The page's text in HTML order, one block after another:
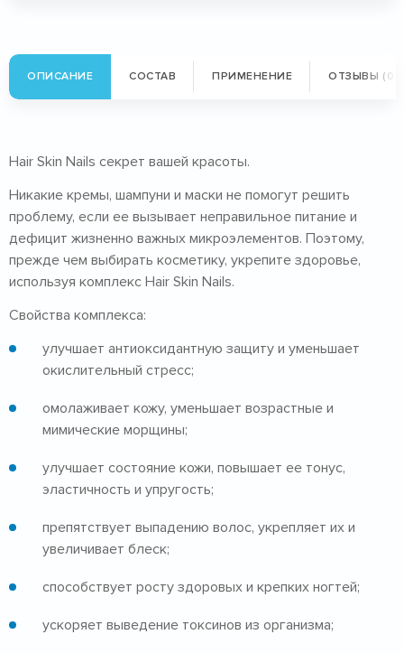
ОПИСАНИЕ СОСТАВ ПРИМЕНЕНИЕ ОТЗЫВЫ (0)
Hair Skin Nails секрет вашей красоты.
Никакие кремы, шампуни и маски не помогут решить
проблему, если ее вызывает неправильное питание и
дефицит жизненно важных микроэлементов. Поэтому,
прежде чем выбирать косметику, укрепите здоровье,
используя комплекс Hair Skin Nails.
Свойства комплекса:
улучшает антиоксидантную защиту и уменьшает
окислительный стресс;
омолаживает кожу, уменьшает возрастные и
мимические морщины;
улучшает состояние кожи, повышает ее тонус,
эластичность и упругость;
препятствует выпадению волос, укрепляет их и
увеличивает блеск;
способствует росту здоровых и крепких ногтей;
ускоряет выведение токсинов из организма;